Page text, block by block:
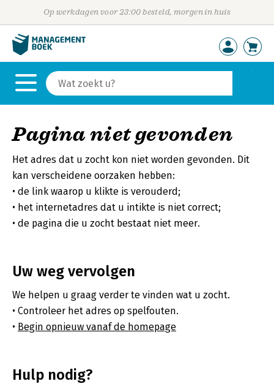
Op werkdagen voor 23:00 besteld, morgen in huis
Pagina niet gevonden
Het adres dat u zocht kon niet worden gevonden. Dit
kan verscheidene oorzaken hebben:
de link waarop u klikte is verouderd;
het internetadres dat u intikte is niet correct;
de pagina die u zocht bestaat niet meer.
Uw weg vervolgen
We helpen u graag verder te vinden wat u zocht.
Controleer het adres op spelfouten.
Begin opnieuw vanaf de homepage
Hulp nodig?